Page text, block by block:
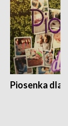
Piosenka dla